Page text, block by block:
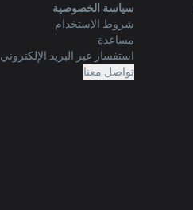
سياسة الخصوصية
شروط الاستخدام
مساعدة
استفسار عبر البريد الإلكتروني
تواصل معنا